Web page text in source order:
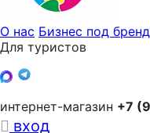
О нас Бизнес под
Для туристов
интернет-магазин +7
вход